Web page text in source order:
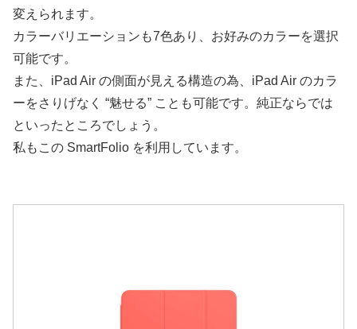
変えられます。
カラーバリエーションも7色あり、お好みのカラーを選択
可能です。
また、iPad Air の側面が見える構造の為、iPad Air のカラ
ーをさりげなく “魅せる” ことも可能です。純正ならでは
といったところでしょう。
私もこの SmartFolio を利用しています。